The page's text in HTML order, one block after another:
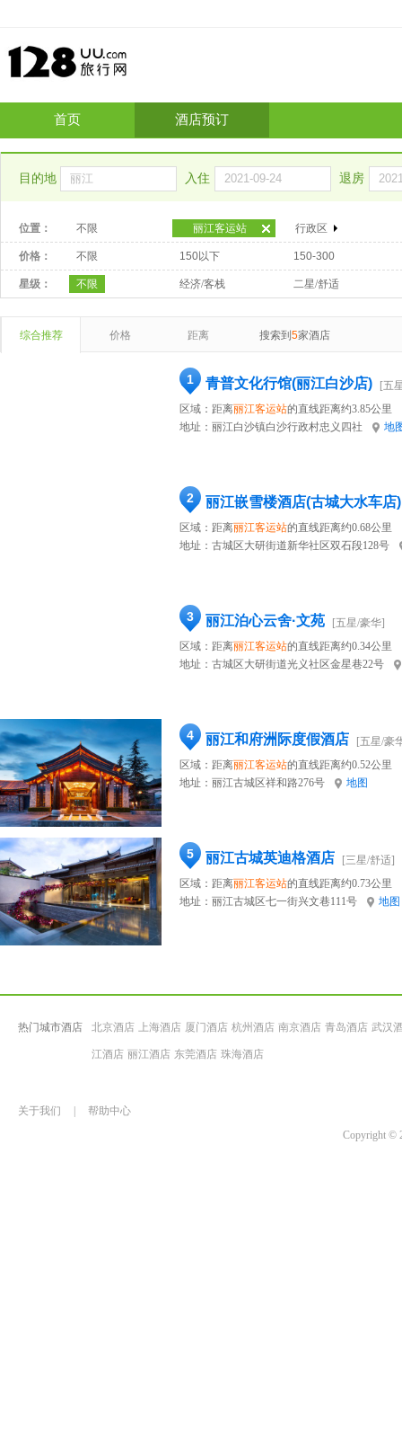
首页 酒店预订
目的地 入住 退房
位置： 不限 丽江客运站 行政区
价格： 不限 150以下 150-300
星级： 不限 经济/客栈 二星/舒适
综合推荐 价格 距离 搜索到 5家酒店
1 青普文化行馆(丽江白沙店)
[五
区域：距离丽江客运站的直线距离约3.85公里
地址： 丽江白沙镇白沙行政村忠义四社 地
2 丽江嵌雪楼酒店(古城大水车店)
区域：距离丽江客运站的直线距离约0.68公里
地址： 古城区大研街道新华社区双石段128号
3 丽江泊心云舍·文苑
[五星/豪华]
区域：距离丽江客运站的直线距离约0.34公里
地址： 古城区大研街道光义社区金星巷22号
4 丽江和府洲际度假酒店
[五星/豪
区域：距离丽江客运站的直线距离约0.52公里
地址： 丽江古城区祥和路276号 地图
5 丽江古城英迪格酒店
[三星/舒适]
区域：距离丽江客运站的直线距离约0.73公里
地址： 丽江古城区七一街兴文巷111号 地图
热门城市酒店 北京酒店 上海酒店 厦门酒店 杭州酒店 南京酒店 青岛酒店 武汉
江酒店 丽江酒店 东莞酒店 珠海酒店
关于我们
帮助中心
Copyright ©